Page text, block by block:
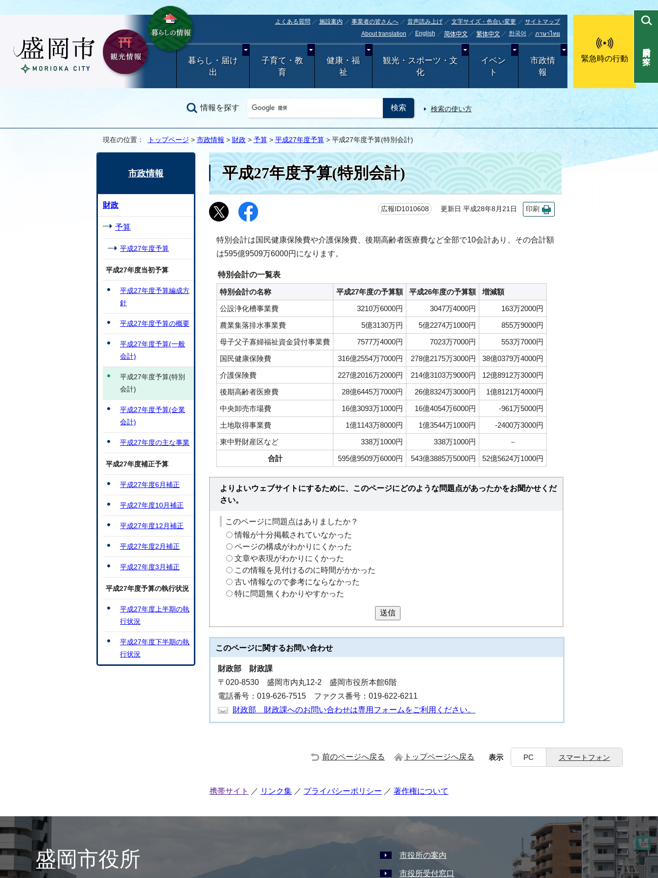
よくある質問 施設案内 事業者の皆さんへ 音声読み上げ 文字サイズ・色合い変更
サイトマップ
About translation
English 简体中文 繁体中文 한국어 ภาษาไทย
暮らし・届け
出
子育て・教
育
健康・福
祉
観光・スポーツ・文
化
イベン
ト
市政情
報
緊急時の行動
情報を探す 検索の使い方
目的別で探す
現在の位置： トップページ > 市政情報 > 財政 > 予算> 平成27年度予算> 平成27年度予算(特別会計)
平成27年度予算(特別会計)
広報ID1010608 更新日 平成28年8月21日 印刷
特別会計は国民健康保険費や介護保険費、後期高齢者医療費など全部で10会計あり、その合計額
は595億9509万6000円になります。
特別会計の一覧表
特別会計の名称 平成27年度の予算額 平成26年度の予算額
増減額
公設浄化槽事業費
3210万6000円 3047万4000円
163万2000円
農業集落排水事業費
5億3130万円 5億2274万1000円
855万9000円
母子父子寡婦福祉資金貸付事業費
7577万4000円 7023万7000円
553万7000円
国民健康保険費
316億2554万7000円 278億2175万3000円
38億0379万4000円
介護保険費
227億2016万2000円 214億3103万9000円
12億8912万3000円
後期高齢者医療費
28億6445万7000円 26億8324万3000円
1億8121万4000円
中央卸売市場費
16億3093万1000円 16億4054万6000円
-961万5000円
土地取得事業費
1億1143万8000円 1億3544万1000円
-2400万3000円
東中野財産区など
338万1000円 338万1000円
－
合計
595億9509万6000円 543億3885万5000円 52億5624万1000円
よりよいウェブサイトにするために、このページにどのような問題点があったかをお聞かせくだ
さい。
このページに問題点はありましたか？
情報が十分掲載されていなかった
ページの構成がわかりにくかった
文章や表現がわかりにくかった
この情報を見付けるのに時間がかかった
古い情報なので参考にならなかった
特に問題無くわかりやすかった
送信
このページに関するお問い合わせ
財政部 財政課
〒020-8530 盛岡市内丸12-2 盛岡市役所本館6階
電話番号：019-626-7515 ファクス番号：019-622-6211
財政部 財政課へのお問い合わせは専用フォームをご利用ください。
市政情報
財政
予算
平成27年度予算
平成27年度当初予算
平成27年度予算編成方
針
平成27年度予算の概要
平成27年度予算(一般
会計)
平成27年度予算(特別
会計)
平成27年度予算(企業
会計)
平成27年度の主な事業
平成27年度補正予算
平成27年度6月補正
平成27年度10月補正
平成27年度12月補正
平成27年度2月補正
平成27年度3月補正
平成27年度予算の執行状況
平成27年度上半期の執
行状況
平成27年度下半期の執
行状況
前のページへ戻る トップページへ戻る 表示 PC スマートフォン
携帯サイト リンク集 プライバシーポリシー 著作権について
盛岡市役所 市役所の案内
市役所受付窓口